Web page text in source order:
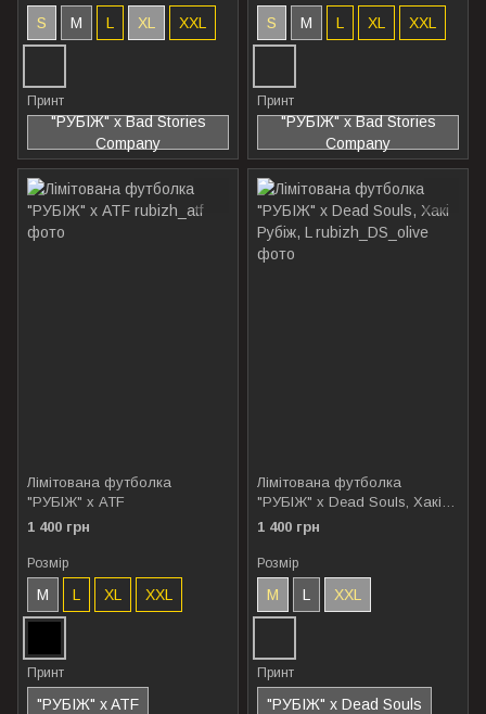
S M L XL XXL
Принт
"РУБІЖ" x Bad Stories
Company
S M L XL XXL
Принт
"РУБІЖ" x Bad Stories
Company
Лімітована футболка
"РУБІЖ" х ATF
1 400 грн
Розмір
M L XL XXL
Принт
"РУБІЖ" x ATF
Лімітована футболка
"РУБІЖ" x Dead Souls, Хакі
Рубіж, L
1 400 грн
Розмір
M L XXL
Принт
"РУБІЖ" x Dead Souls